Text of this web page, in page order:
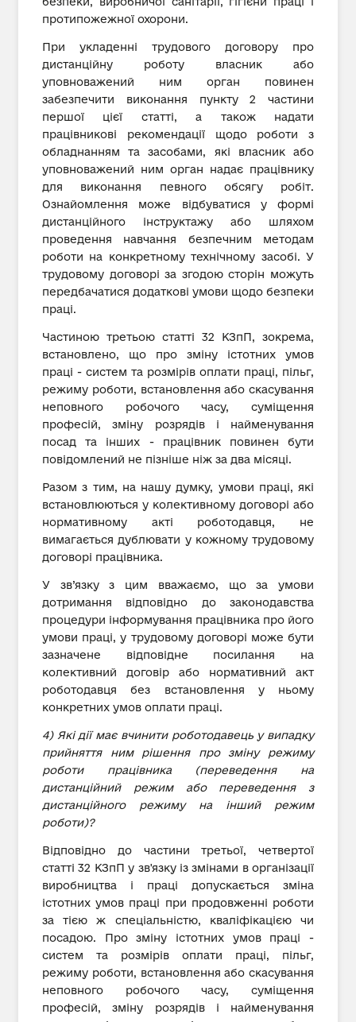
протипожежної охорони.
При укладенні трудового договору про
дистанційну роботу власник або
уповноважений ним орган повинен
забезпечити виконання пункту 2 частини
першої цієї статті, а також надати
працівникові рекомендації щодо роботи з
обладнанням та засобами, які власник або
уповноважений ним орган надає працівнику
для виконання певного обсягу робіт.
Ознайомлення може відбуватися у формі
дистанційного інструктажу або шляхом
проведення навчання безпечним методам
роботи на конкретному технічному засобі. У
трудовому договорі за згодою сторін можуть
передбачатися додаткові умови щодо безпеки
праці.
Частиною третьою статті 32 КЗпП, зокрема,
встановлено, що про зміну істотних умов
праці - систем та розмірів оплати праці, пільг,
режиму роботи, встановлення або скасування
неповного робочого часу, суміщення
професій, зміну розрядів і найменування
посад та інших - працівник повинен бути
повідомлений не пізніше ніж за два місяці.
Разом з тим, на нашу думку, умови праці, які
встановлюються у колективному договорі або
нормативному акті роботодавця, не
вимагається дублювати у кожному трудовому
договорі працівника.
У зв’язку з цим вважаємо, що за умови
дотримання відповідно до законодавства
процедури інформування працівника про його
умови праці, у трудовому договорі може бути
зазначене відповідне посилання на
колективний договір або нормативний акт
роботодавця без встановлення у ньому
конкретних умов оплати праці.
4) Які дії має вчинити роботодавець у випадку
прийняття ним рішення про зміну режиму
роботи працівника (переведення на
дистанційний режим або переведення з
дистанційного режиму на інший режим
роботи)?
Відповідно до частини третьої, четвертої
статті 32 КЗпП у зв'язку із змінами в організації
виробництва і праці допускається зміна
істотних умов праці при продовженні роботи
за тією ж спеціальністю, кваліфікацією чи
посадою. Про зміну істотних умов праці -
систем та розмірів оплати праці, пільг,
режиму роботи, встановлення або скасування
неповного робочого часу, суміщення
професій, зміну розрядів і найменування